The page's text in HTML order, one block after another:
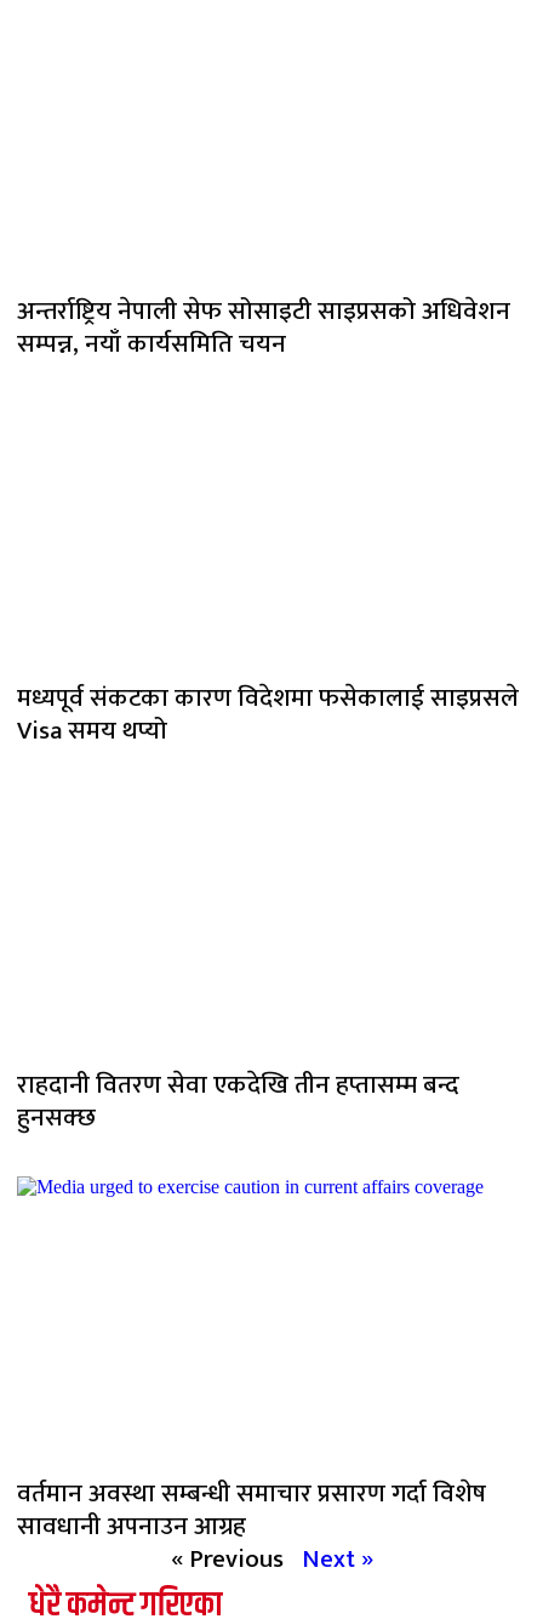
अन्तर्राष्ट्रिय नेपाली सेफ सोसाइटी साइप्रसको अधिवेशन
सम्पन्न, नयाँ कार्यसमिति चयन
मध्यपूर्व संकटका कारण विदेशमा फसेकालाई साइप्रसले
Visa समय थप्यो
राहदानी वितरण सेवा एकदेखि तीन हप्तासम्म बन्द
हुनसक्छ
वर्तमान अवस्था सम्बन्धी समाचार प्रसारण गर्दा विशेष
सावधानी अपनाउन आग्रह
« Previous Next »
धेरै कमेन्ट गरिएका